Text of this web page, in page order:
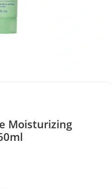
Moisturizing